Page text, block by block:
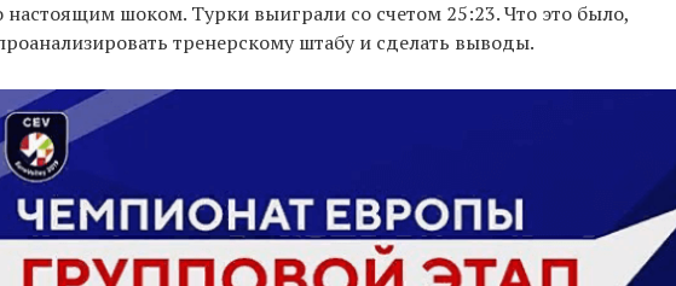
настоящим шоком. Турки выиграли со счетом 25:23. Что это было,
тренерскому штабу и сделать выводы.